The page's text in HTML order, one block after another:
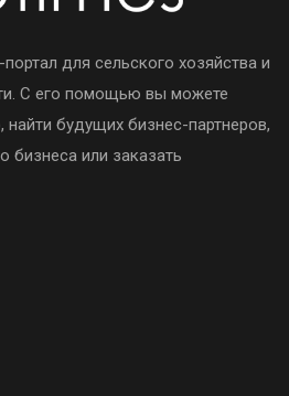
для сельского хозяйства и
С его помощью вы можете
будущих бизнес-партнеров,
бизнеса или заказать